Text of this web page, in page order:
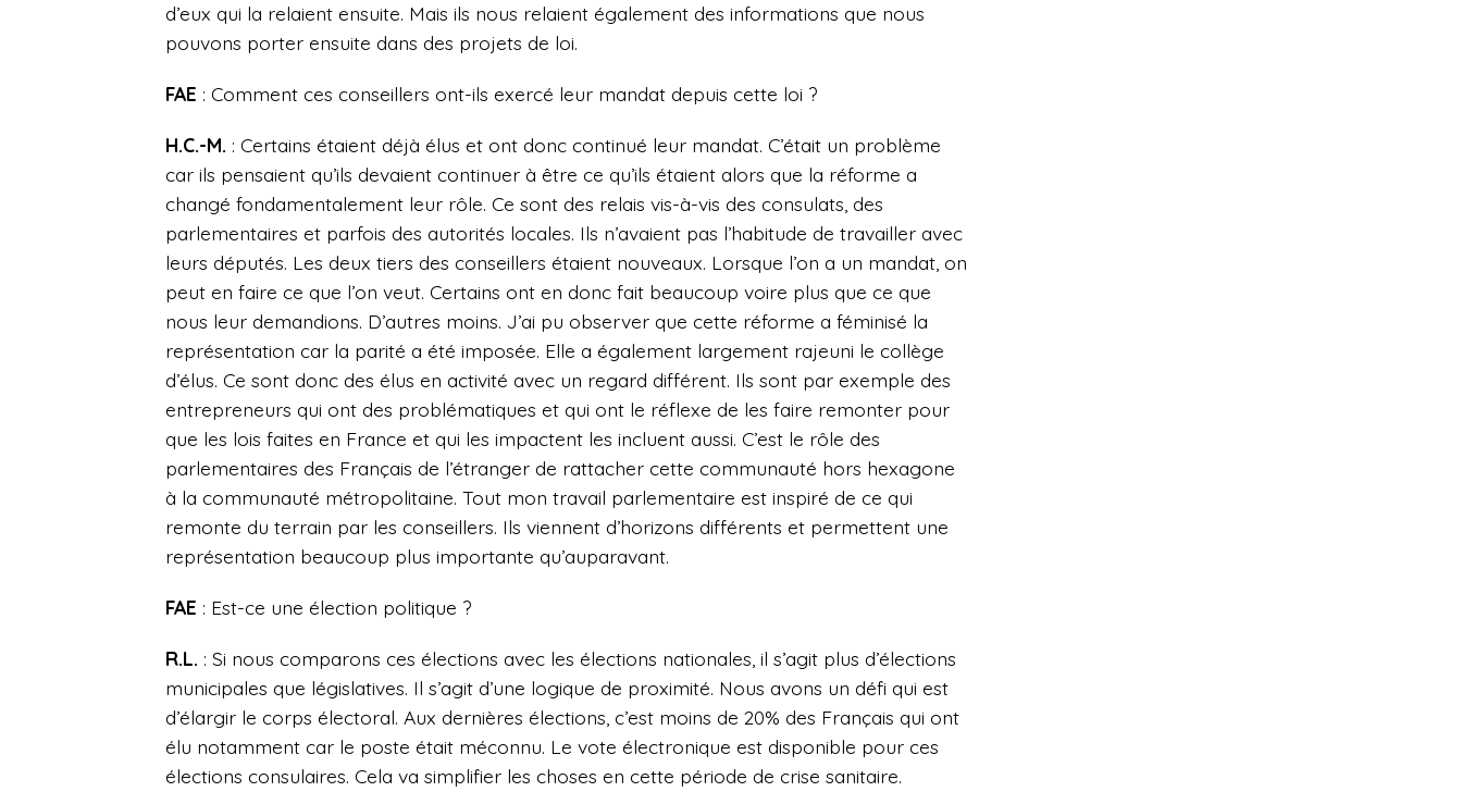
d’eux qui la relaient ensuite. Mais ils nous relaient également des informations que nous
pouvons porter ensuite dans des projets de loi.
FAE : Comment ces conseillers ont-ils exercé leur mandat depuis cette loi ?
H.C.-M. : Certains étaient déjà élus et ont donc continué leur mandat. C’était un problème
car ils pensaient qu’ils devaient continuer à être ce qu’ils étaient alors que la réforme a
changé fondamentalement leur rôle. Ce sont des relais vis-à-vis des consulats, des
parlementaires et parfois des autorités locales. Ils n’avaient pas l’habitude de travailler avec
leurs députés. Les deux tiers des conseillers étaient nouveaux. Lorsque l’on a un mandat, on
peut en faire ce que l’on veut. Certains ont en donc fait beaucoup voire plus que ce que
nous leur demandions. D’autres moins. J’ai pu observer que cette réforme a féminisé la
représentation car la parité a été imposée. Elle a également largement rajeuni le collège
d’élus. Ce sont donc des élus en activité avec un regard différent. Ils sont par exemple des
entrepreneurs qui ont des problématiques et qui ont le réflexe de les faire remonter pour
que les lois faites en France et qui les impactent les incluent aussi. C’est le rôle des
parlementaires des Français de l’étranger de rattacher cette communauté hors hexagone
à la communauté métropolitaine. Tout mon travail parlementaire est inspiré de ce qui
remonte du terrain par les conseillers. Ils viennent d’horizons différents et permettent une
représentation beaucoup plus importante qu’auparavant.
FAE : Est-ce une élection politique ?
R.L. : Si nous comparons ces élections avec les élections nationales, il s’agit plus d’élections
municipales que législatives. Il s’agit d’une logique de proximité. Nous avons un défi qui est
d’élargir le corps électoral. Aux dernières élections, c’est moins de 20% des Français qui ont
élu notamment car le poste était méconnu. Le vote électronique est disponible pour ces
élections consulaires. Cela va simplifier les choses en cette période de crise sanitaire.